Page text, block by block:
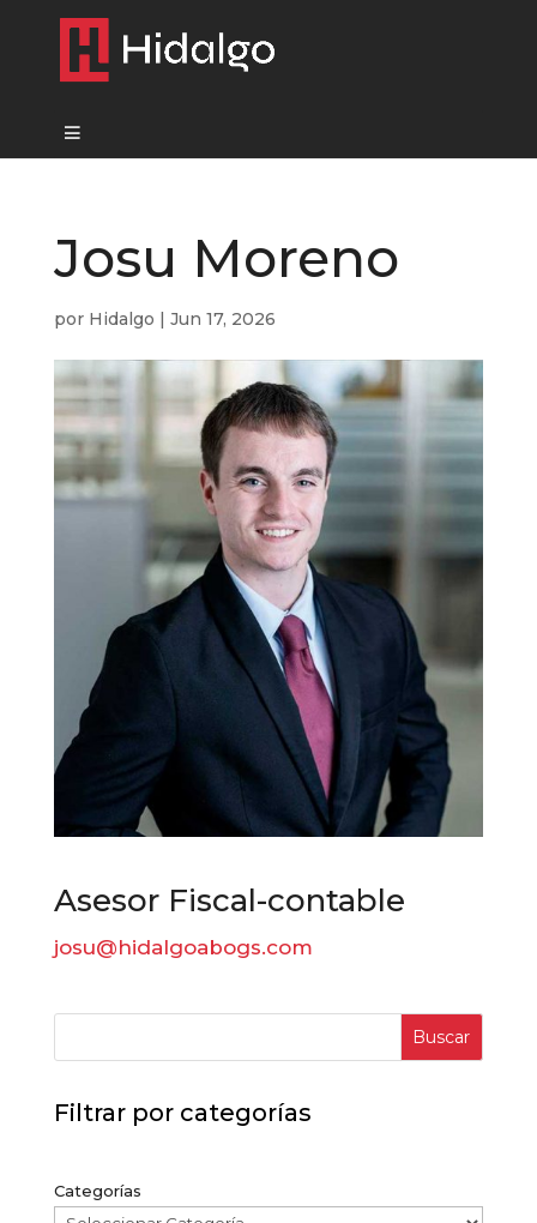
Josu Moreno
por Hidalgo | Jun 17, 2026
Asesor Fiscal-contable
josu@hidalgoabogs.com
Buscar
Filtrar por categorías
Categorías